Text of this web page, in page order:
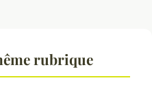
rubrique